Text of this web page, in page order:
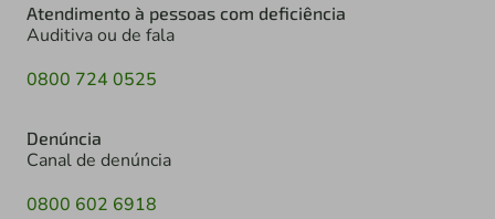
Atendimento à pessoas com deficiência
Auditiva ou de fala
0800 724 0525
Denúncia
Canal de denúncia
0800 602 6918